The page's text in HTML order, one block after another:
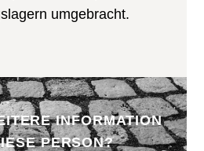
umgebracht.
INFORMATION
PERSON?